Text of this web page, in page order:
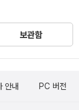
보관함
안내 PC 버전